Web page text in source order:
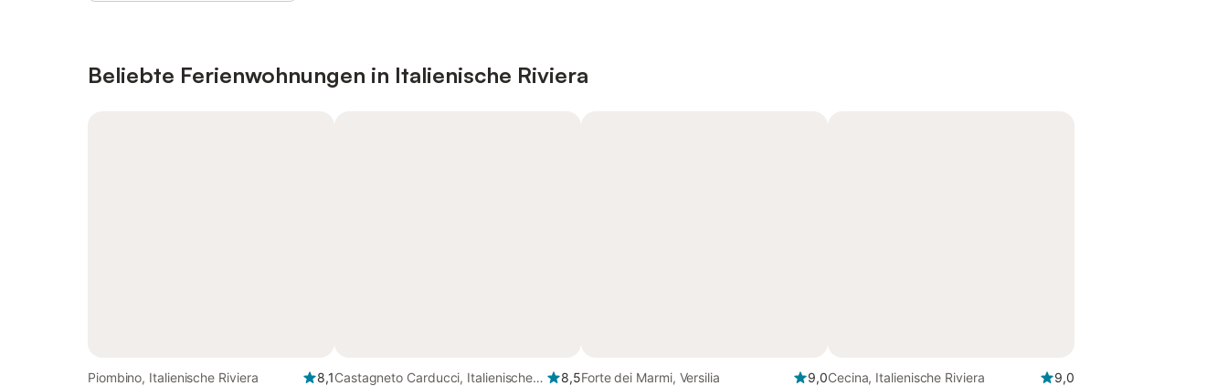
Beliebte Ferienwohnungen in Italienische Riviera
Piombino, Italienische Riviera
8,1Castagneto Carducci, Italienische
8,5Forte dei Marmi, Versilia
9,0Cecina, Italienische Riviera
9,0